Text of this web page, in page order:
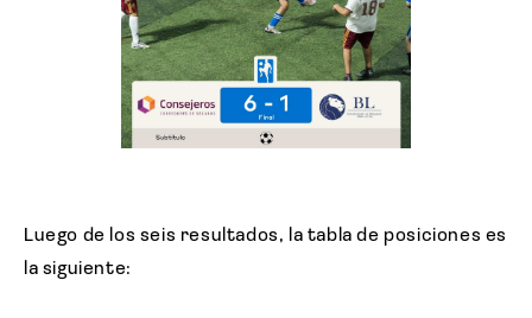
Luego de los seis resultados, la tabla de posiciones es
la siguiente: